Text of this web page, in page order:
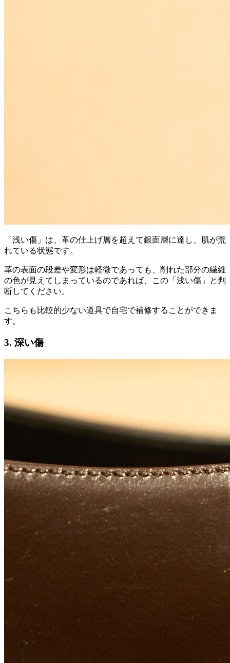
「浅い傷」は、革の仕上げ層を超えて銀面層に達し、肌が荒
れている状態です。
革の表面の段差や変形は軽微であっても、削れた部分の繊維
の色が見えてしまっているのであれば、この「浅い傷」と判
断してください。
こちらも比較的少ない道具で自宅で補修することができま
す。
3. 深い傷